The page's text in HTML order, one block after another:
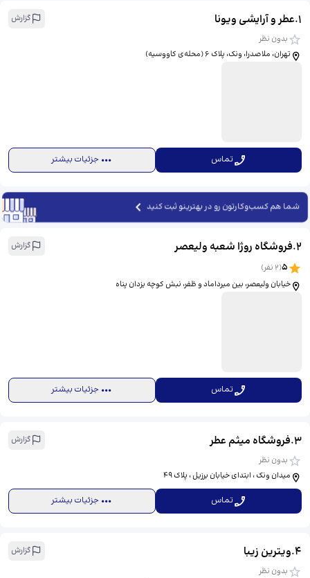
1
.عطر و آرایشی ویونا
گزارش
بدون نظر
تهران، ملاصدرا، ونک، پلاک 6 (محله‌ی کاووسیه)
تماس جزئیات بیشتر
شما هم کسب‌وکارتون رو در بهترینو ثبت کنید
2
.فروشگاه روژا شعبه ولیعصر گزارش
5
(
2نفر)
خیابان ولیعصر، بین میرداماد و ظفر، نبش کوچه یزدان پناه
تماس جزئیات بیشتر
3
.فروشگاه میثم عطر
گزارش
بدون نظر
میدان ونک ، ابتدای خیابان برزیل ، پلاک 49
تماس جزئیات بیشتر
4
.ویترین زیبا
گزارش
بدون نظر